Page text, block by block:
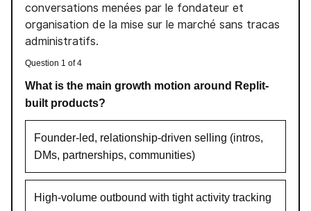
conversations menées par le fondateur et
organisation de la mise sur le marché sans tracas
administratifs.
Question 1 of 4
What is the main growth motion around Replit-
built products?
Founder-led, relationship-driven selling (intros,
DMs, partnerships, communities)
High-volume outbound with tight activity tracking